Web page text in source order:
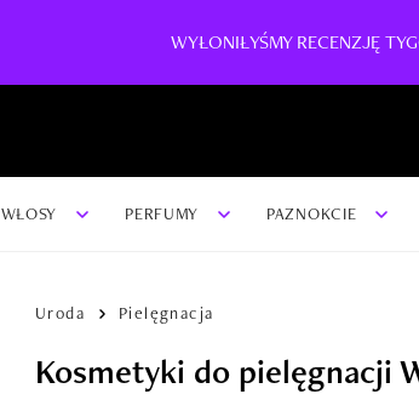
WYŁONIŁYŚMY RECENZJĘ
WŁOSY PERFUMY PAZNOKCIE
Uroda Pielęgnacja
Kosmetyki do pielęgnacji